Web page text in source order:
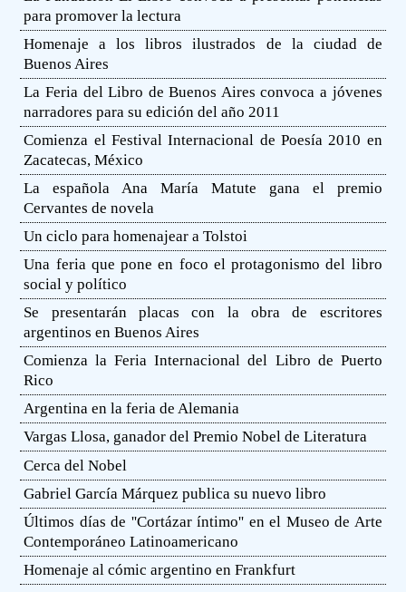
para promover la lectura
Homenaje a los libros ilustrados de la ciudad de
Buenos Aires
La Feria del Libro de Buenos Aires convoca a jóvenes
narradores para su edición del año 2011
Comienza el Festival Internacional de Poesía 2010 en
Zacatecas, México
La española Ana María Matute gana el premio
Cervantes de novela
Un ciclo para homenajear a Tolstoi
Una feria que pone en foco el protagonismo del libro
social y político
Se presentarán placas con la obra de escritores
argentinos en Buenos Aires
Comienza la Feria Internacional del Libro de Puerto
Rico
Argentina en la feria de Alemania
Vargas Llosa, ganador del Premio Nobel de Literatura
Cerca del Nobel
Gabriel García Márquez publica su nuevo libro
Últimos días de ''Cortázar íntimo'' en el Museo de Arte
Contemporáneo Latinoamericano
Homenaje al cómic argentino en Frankfurt